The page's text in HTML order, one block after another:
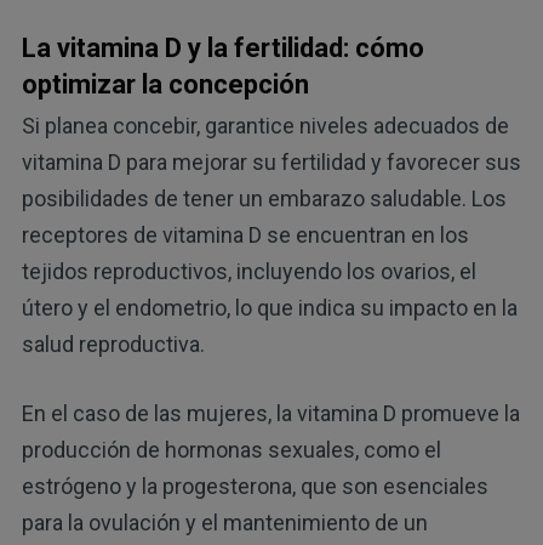
La vitamina D y la fertilidad: cómo
optimizar la concepción
Si planea concebir, garantice niveles adecuados de
vitamina D para mejorar su fertilidad y favorecer sus
posibilidades de tener un embarazo saludable. Los
receptores de vitamina D se encuentran en los
tejidos reproductivos, incluyendo los ovarios, el
útero y el endometrio, lo que indica su impacto en la
salud reproductiva.
En el caso de las mujeres, la vitamina D promueve la
producción de hormonas sexuales, como el
estrógeno y la progesterona, que son esenciales
para la ovulación y el mantenimiento de un